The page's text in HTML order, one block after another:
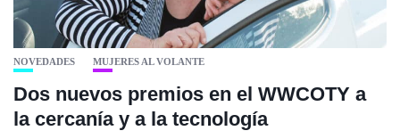
NOVEDADES MUJERES AL VOLANTE
Dos nuevos premios en el WWCOTY a
la cercanía y a la tecnología